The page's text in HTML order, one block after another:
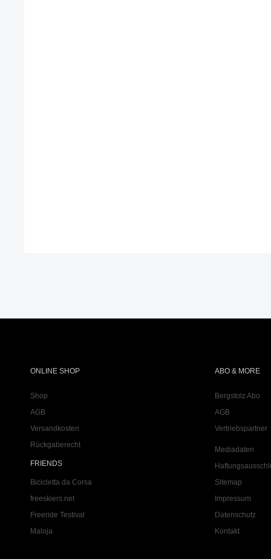
ONLINE SHOP
Shop
AGB
Versandkosten
Rückgaberecht
FRIENDS
Bicicletta da Corsa
freeskiers.net
Freeride Testival
Maloja
ABO & MORE
Bergstolz Abo
AGB
Vertriebspartner
Mediadaten
Sitemap
Impressum
Datenschutz
Kontakt